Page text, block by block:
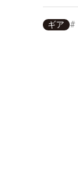
ギア #